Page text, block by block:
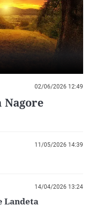
La rosa de los vientos
Gente viajera
Como el perro y el
Caso
Retornados
Equipo de
Extremadura
Galicia
La Rioja
País Vasco
Virales
Televisión
Elecciones
02/06/2026 12:49
Nagore
11/05/2026 14:39
14/04/2026 13:24
Landeta